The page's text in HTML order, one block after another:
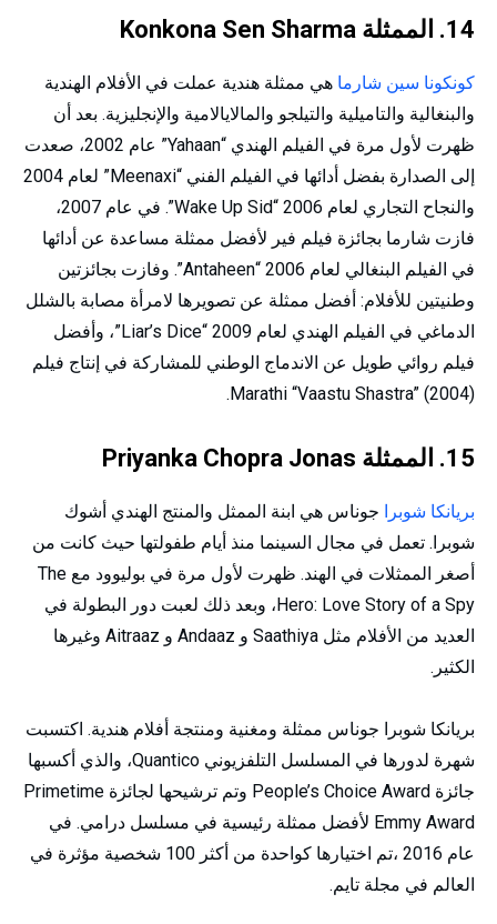
14. الممثلة Konkona Sen Sharma
كونكونا سين شارما هي ممثلة هندية عملت في الأفلام الهندية
والبنغالية والتاميلية والتيلجو والمالايالامية والإنجليزية. بعد أن
ظهرت لأول مرة في الفيلم الهندي “Yahaan” عام 2002، صعدت
إلى الصدارة بفضل أدائها في الفيلم الفني “Meenaxi” لعام 2004
والنجاح التجاري لعام 2006 “Wake Up Sid”. في عام 2007،
فازت شارما بجائزة فيلم فير لأفضل ممثلة مساعدة عن أدائها
في الفيلم البنغالي لعام 2006 “Antaheen”. وفازت بجائزتين
وطنيتين للأفلام: أفضل ممثلة عن تصويرها لامرأة مصابة بالشلل
الدماغي في الفيلم الهندي لعام 2009 “Liar’s Dice”، وأفضل
فيلم روائي طويل عن الاندماج الوطني للمشاركة في إنتاج فيلم
Marathi “Vaastu Shastra” (2004).
15. الممثلة Priyanka Chopra Jonas
بريانكا شوبرا
جوناس هي ابنة الممثل والمنتج الهندي أشوك
شوبرا. تعمل في مجال السينما منذ أيام طفولتها حيث كانت من
أصغر الممثلات في الهند. ظهرت لأول مرة في بوليوود مع The
Hero: Love Story of a Spy، وبعد ذلك لعبت دور البطولة في
العديد من الأفلام مثل Saathiya و Andaaz و Aitraaz وغيرها
الكثير.
بريانكا شوبرا جوناس ممثلة ومغنية ومنتجة أفلام هندية. اكتسبت
شهرة لدورها في المسلسل التلفزيوني Quantico، والذي أكسبها
جائزة People’s Choice Award وتم ترشيحها لجائزة Primetime
Emmy Award لأفضل ممثلة رئيسية في مسلسل درامي. في
عام 2016 ،تم اختيارها كواحدة من أكثر 100 شخصية مؤثرة في
العالم في مجلة تايم.